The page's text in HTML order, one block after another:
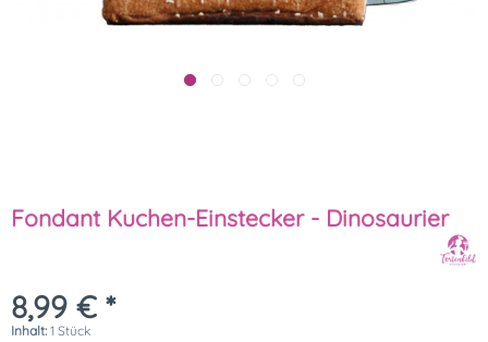
Fondant Kuchen-Einstecker - Dinosaurier
8,99 € *
Inhalt: 1 Stück